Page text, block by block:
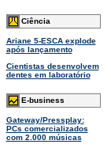
Ciência
Ariane 5-ESCA explode
após lançamento
Cientistas desenvolvem
dentes em laboratório
E-business
Gateway/Pressplay:
PCs comercializados
com 2.000 músicas